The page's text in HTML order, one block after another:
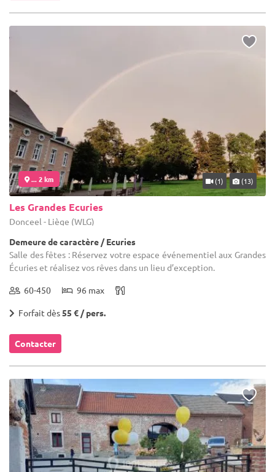
... 2 km (1) (13)
Les Grandes Ecuries
Donceel - Liège (WLG)
Demeure de caractère / Ecuries
Salle des fêtes : Réservez votre espace événementiel aux Grandes
Écuries et réalisez vos rêves dans un lieu d’exception.
60-450 96 max
Forfait dès55 € / pers.
Contacter